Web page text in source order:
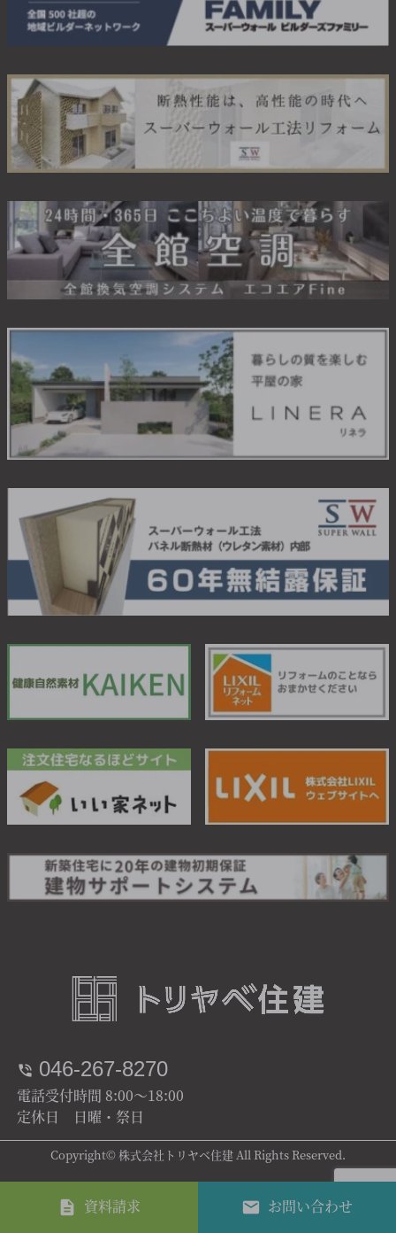
資料請求 お問い合わせ
046-267-8270
電話受付時間 8:00～18:00
定休日 日曜・祭日
Copyright© 株式会社トリヤベ住建 All Rights Reserved.